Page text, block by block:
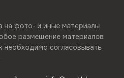
на фото- и иные материалы
размещение материалов
необходимо согласовывать